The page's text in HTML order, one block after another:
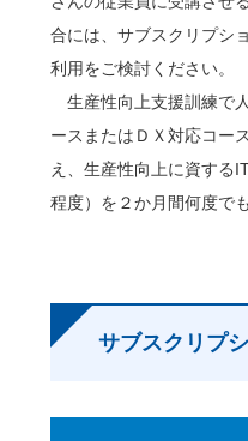
合には、サブスクリプシ
利用をご検討ください。
生産性向上支援訓練で
ースまたはＤＸ対応コー
え、生産性向上に資する
程度）を２か月間何度で
サブスクリプ